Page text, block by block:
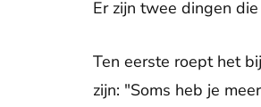
Er zijn twee dingen
Ten eerste roept het
zijn: "Soms heb je